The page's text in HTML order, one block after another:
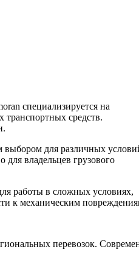
специализируется на
средств.
выбором для различных
владельцев грузового
работы в сложных условиях,
к механическим
перевозок.